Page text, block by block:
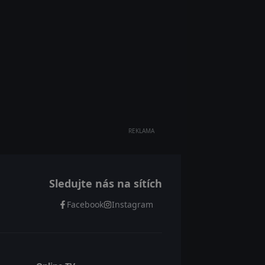
REKLAMA
Sledujte nás na sítích
Facebook Instagram